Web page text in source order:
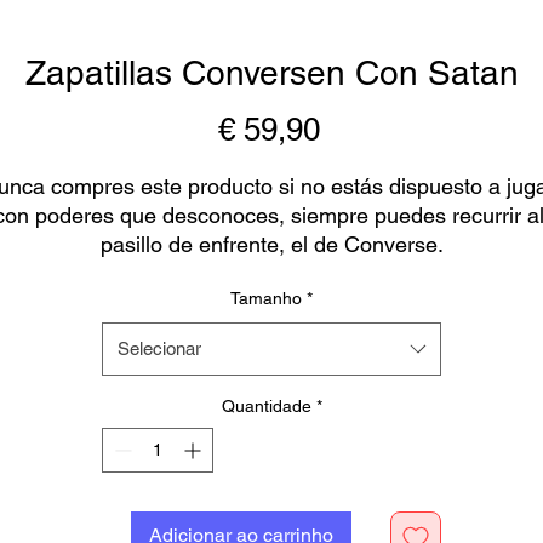
Zapatillas Conversen Con Satan
€ 59,90Preço
compres este producto si no estás dispuesto a
poderes que desconoces, siempre puedes recurrir al
pasillo de enfrente, el de Converse.
producto está hecho especialmente para tí, tan pronto
más en entregárselo. Hacer productos customizados en
lugar de a granel ayuda a reducir la sobreproducción, ¡así
que gracias por tomar decisiones de compra bien
pensadas!
Tamanho *
Selecionar
Quantidade *
Adicionar ao carrinho